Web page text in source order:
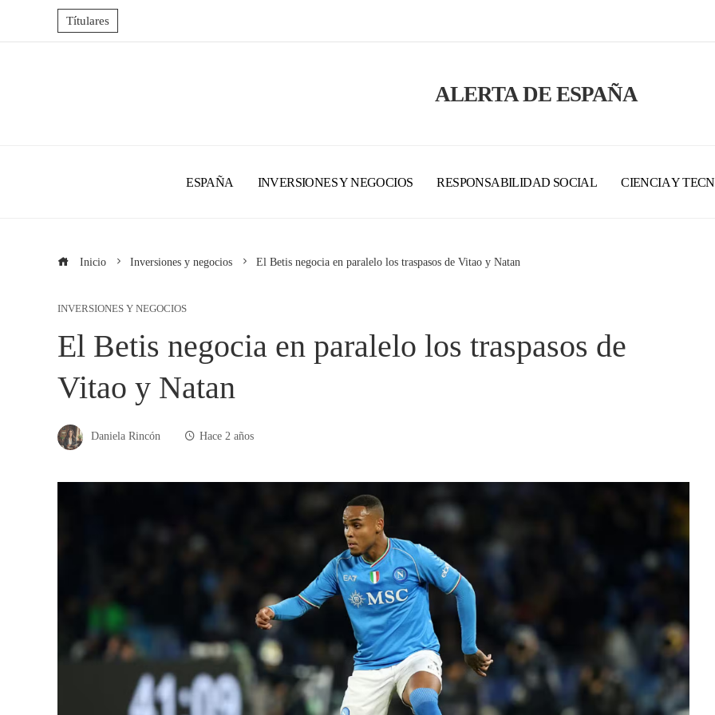
Títulares
ALERTA DE ESPAÑA
ESPAÑA INVERSIONES Y NEGOCIOS RESPONSABILIDAD SOCIAL CIENCIA Y
Inicio Inversiones y negocios El Betis negocia en paralelo los traspasos de Vitao y Natan
INVERSIONES Y NEGOCIOS
El Betis negocia en paralelo los traspasos de
Vitao y Natan
Daniela Rincón Hace 2 años